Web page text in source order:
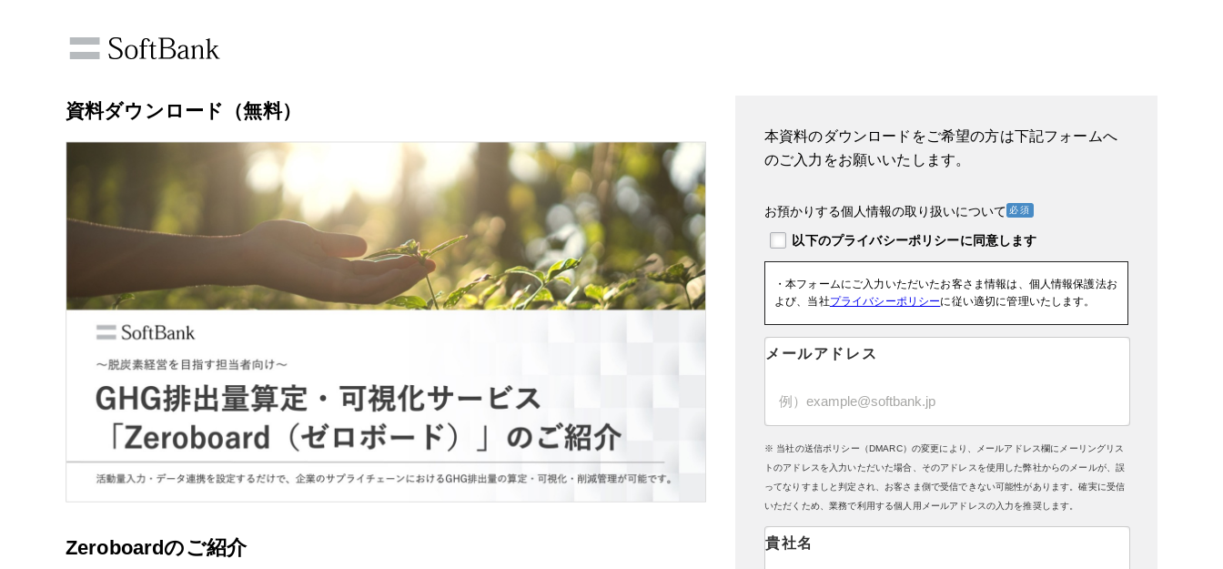
資料ダウンロード（無料）
Zeroboardのご紹介
本資料のダウンロードをご希望の方は下記フォームへ
のご入力をお願いいたします。
お預かりする個人情報の取り扱いについて
・本フォームにご入力いただいたお客さま情報は、個人情報保護法お
よび、当社プライバシーポリシーに従い適切に管理いたします。
メールアドレス
※ 当社の送信ポリシー（DMARC）の変更により、メールアドレス欄にメーリングリス
トのアドレスを入力いただいた場合、そのアドレスを使用した弊社からのメールが、誤
ってなりすましと判定され、お客さま側で受信できない可能性があります。確実に受信
いただくため、業務で利用する個人用メールアドレスの入力を推奨します。
貴社名